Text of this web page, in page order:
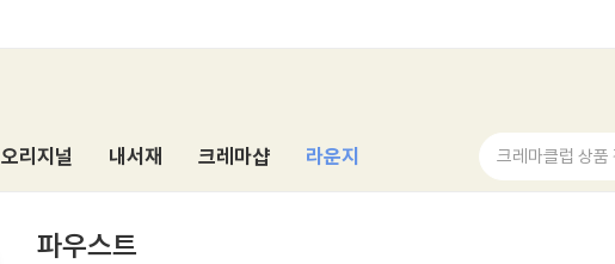
오리지널 내서재 크레마샵 라운지 크레마클럽 상품
파우스트